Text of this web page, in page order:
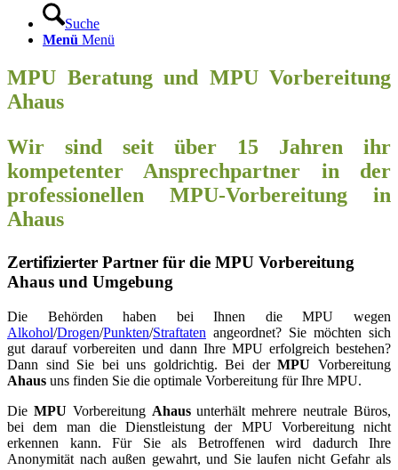
Suche
Menü Menü
MPU Beratung und MPU Vorbereitung
Ahaus
Wir sind seit über 15 Jahren ihr
kompetenter Ansprechpartner in der
professionellen MPU-Vorbereitung in
Ahaus
Zertifizierter Partner für die MPU Vorbereitung
Ahaus und Umgebung
Die Behörden haben bei Ihnen die MPU wegen
Alkohol/Drogen/Punkten/Straftaten angeordnet? Sie möchten sich
gut darauf vorbereiten und dann Ihre MPU erfolgreich bestehen?
Dann sind Sie bei uns goldrichtig. Bei derMPU Vorbereitung
Ahaus uns finden Sie die optimale Vorbereitung für Ihre MPU.
Die MPU Vorbereitung Ahausunterhält mehrere neutrale Büros,
bei dem man die Dienstleistung der MPU Vorbereitung nicht
erkennen kann. Für Sie als Betroffenen wird dadurch Ihre
Anonymität nach außen gewahrt, und Sie laufen nicht Gefahr als